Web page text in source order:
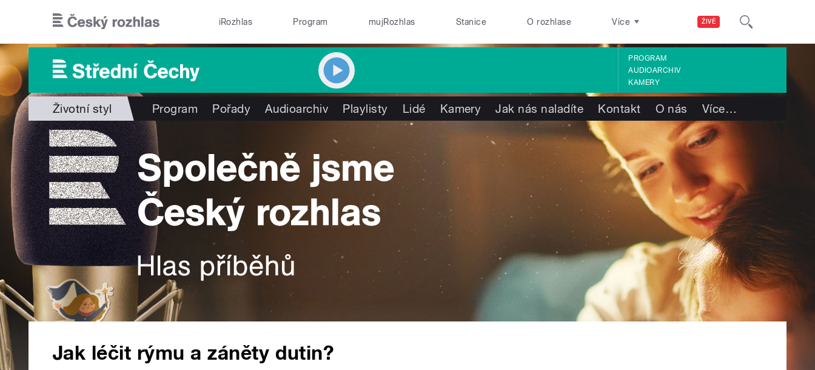
ŽIVĚ
iRozhlas Program mujRozhlas Stanice O rozhlase Více
PROGRAM
AUDIOARCHIV
KAMERY
Životní styl Program Pořady Audioarchiv Playlisty Lidé Kamery Jak nás naladíte Kontakt O nás Více…
Jak léčit rýmu a záněty dutin?